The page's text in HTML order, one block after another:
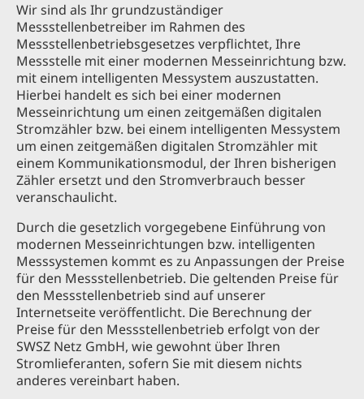
Wir sind als Ihr grundzuständiger
Messstellenbetreiber im Rahmen des
Messstellenbetriebsgesetzes verpflichtet, Ihre
Messstelle mit einer modernen Messeinrichtung bzw.
mit einem intelligenten Messystem auszustatten.
Hierbei handelt es sich bei einer modernen
Messeinrichtung um einen zeitgemäßen digitalen
Stromzähler bzw. bei einem intelligenten Messystem
um einen zeitgemäßen digitalen Stromzähler mit
einem Kommunikationsmodul, der Ihren bisherigen
Zähler ersetzt und den Stromverbrauch besser
veranschaulicht.
Durch die gesetzlich vorgegebene Einführung von
modernen Messeinrichtungen bzw. intelligenten
Messsystemen kommt es zu Anpassungen der Preise
für den Messstellenbetrieb. Die geltenden Preise für
den Messstellenbetrieb sind auf unserer
Internetseite veröffentlicht. Die Berechnung der
Preise für den Messstellenbetrieb erfolgt von der
SWSZ Netz GmbH, wie gewohnt über Ihren
Stromlieferanten, sofern Sie mit diesem nichts
anderes vereinbart haben.